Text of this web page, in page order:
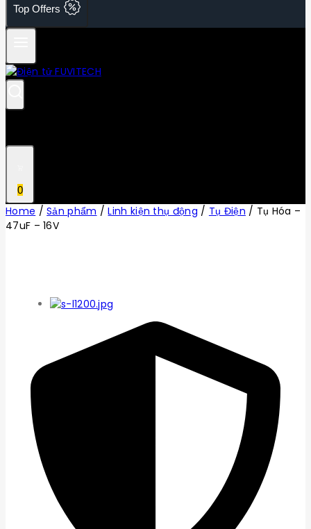
Top Offers
0
Home / Sản phẩm / Linh kiện thụ động / Tụ Điện / Tụ Hóa –
47uF – 16V